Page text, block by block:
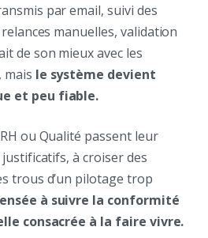
par email, suivi des
manuelles, validation
de son mieux avec les
mais le système devient
et peu fiable.
ou Qualité passent leur
à croiser des
trous d’un pilotage trop
à suivre la conformité
consacrée à la faire vivre.